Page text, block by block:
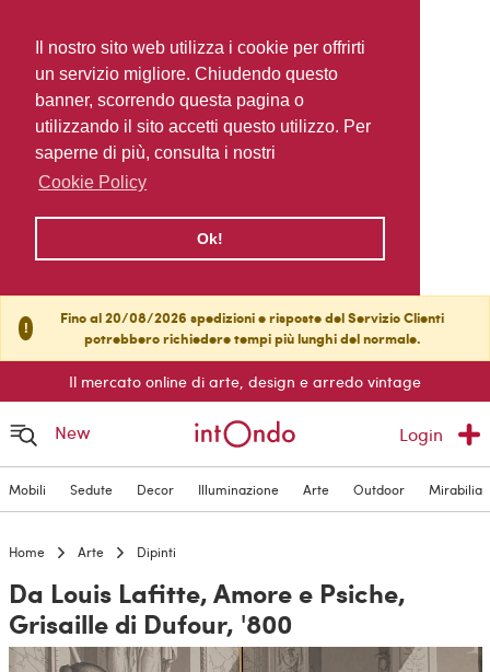
Il nostro sito web utilizza i cookie per offrirti
un servizio migliore. Chiudendo questo
banner, scorrendo questa pagina o
utilizzando il sito accetti questo utilizzo. Per
saperne di più, consulta i nostri
Cookie Policy
Ok!
!
Fino al 20/08/2026 spedizioni e risposte del Servizio Clienti
potrebbero richiedere tempi più lunghi del normale.
Il mercato online di arte, design e arredo vintage
New Login
Mobili Sedute Decor Illuminazione Arte Outdoor Mirabilia
Home Arte Dipinti
Da Louis Lafitte, Amore e Psiche,
Grisaille di Dufour, '800